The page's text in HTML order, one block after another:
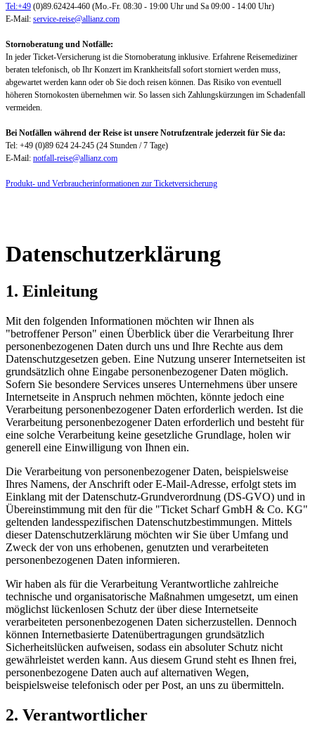
Tel:+49 (0)89.62424-460 (Mo.-Fr. 08:30 - 19:00 Uhr und Sa 09:00 - 14:00 Uhr)
E-Mail: service-reise@allianz.com
Stornoberatung und Notfälle:
In jeder Ticket-Versicherung ist die Stornoberatung inklusive. Erfahrene Reisemediziner
beraten telefonisch, ob Ihr Konzert im Krankheitsfall sofort storniert werden muss,
abgewartet werden kann oder ob Sie doch reisen können. Das Risiko von eventuell
höheren Stornokosten übernehmen wir. So lassen sich Zahlungskürzungen im Schadenfall
vermeiden.
Bei Notfällen während der Reise ist unsere Notrufzentrale jederzeit für Sie da:
Tel: +49 (0)89 624 24-245 (24 Stunden / 7 Tage)
E-Mail: notfall-reise@allianz.com
Produkt- und Verbraucherinformationen zur Ticketversicherung
Datenschutzerklärung
1. Einleitung
Mit den folgenden Informationen möchten wir Ihnen als
"betroffener Person" einen Überblick über die Verarbeitung Ihrer
personenbezogenen Daten durch uns und Ihre Rechte aus dem
Datenschutzgesetzen geben. Eine Nutzung unserer Internetseiten ist
grundsätzlich ohne Eingabe personenbezogener Daten möglich.
Sofern Sie besondere Services unseres Unternehmens über unsere
Internetseite in Anspruch nehmen möchten, könnte jedoch eine
Verarbeitung personenbezogener Daten erforderlich werden. Ist die
Verarbeitung personenbezogener Daten erforderlich und besteht für
eine solche Verarbeitung keine gesetzliche Grundlage, holen wir
generell eine Einwilligung von Ihnen ein.
Die Verarbeitung von personenbezogener Daten, beispielsweise
Ihres Namens, der Anschrift oder E-Mail-Adresse, erfolgt stets im
Einklang mit der Datenschutz-Grundverordnung (DS-GVO) und in
Übereinstimmung mit den für die "Ticket Scharf GmbH & Co. KG"
geltenden landesspezifischen Datenschutzbestimmungen. Mittels
dieser Datenschutzerklärung möchten wir Sie über Umfang und
Zweck der von uns erhobenen, genutzten und verarbeiteten
personenbezogenen Daten informieren.
Wir haben als für die Verarbeitung Verantwortliche zahlreiche
technische und organisatorische Maßnahmen umgesetzt, um einen
möglichst lückenlosen Schutz der über diese Internetseite
verarbeiteten personenbezogenen Daten sicherzustellen. Dennoch
können Internetbasierte Datenübertragungen grundsätzlich
Sicherheitslücken aufweisen, sodass ein absoluter Schutz nicht
gewährleistet werden kann. Aus diesem Grund steht es Ihnen frei,
personenbezogene Daten auch auf alternativen Wegen,
beispielsweise telefonisch oder per Post, an uns zu übermitteln.
2. Verantwortlicher